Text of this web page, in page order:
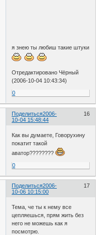
я знею ты любиш такие штуки
Отредактировано Чёрный
(2006-10-04 10:43:34)
0
Поделиться 16
2006-
10-04 15:48:44
Как вы думаете, Говорухину
покатит такой
аватор????????
0
Поделиться 17
2006-
10-06 10:15:00
Тема, че ты к нему все
цепляешься, прям жить без
него не можешь как я
посмотрю.